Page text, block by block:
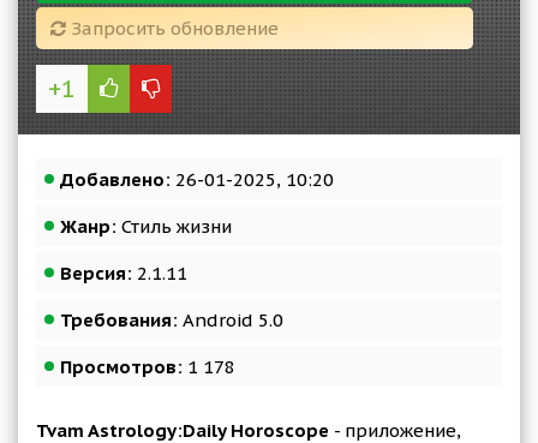
Запросить обновление
+1
Добавлено: 26-01-2025, 10:20
Жанр: Стиль жизни
Версия: 2.1.11
Требования: Android 5.0
Просмотров: 1 178
Tvam Astrology:Daily Horoscope - приложение,